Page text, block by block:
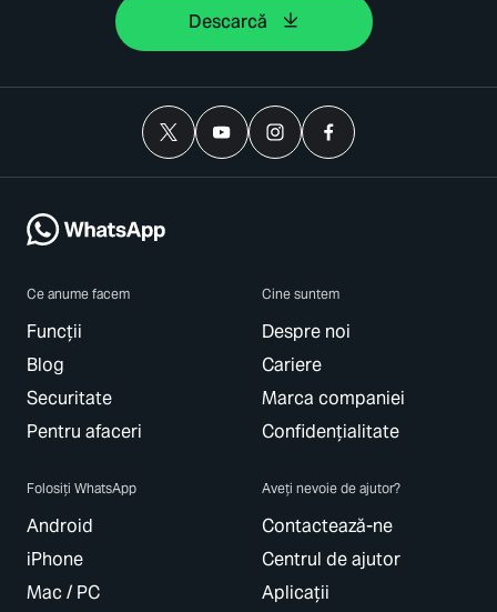
Descarcă
Ce anume facem
Funcții
Blog
Securitate
Pentru afaceri
Cine suntem
Despre noi
Cariere
Marca companiei
Confidențialitate
Folosiți WhatsApp
Android
iPhone
Mac / PC
Aveți nevoie de ajutor?
Contactează-ne
Centrul de ajutor
Aplicații